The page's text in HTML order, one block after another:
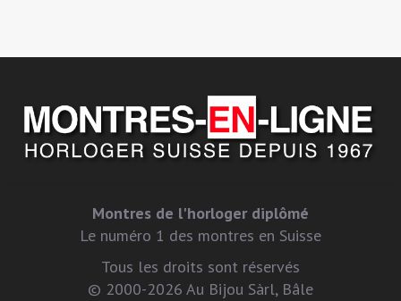
Montres de l'horloger diplômé
Le numéro 1 des montres en Suisse
Tous les droits sont réservés
© 2000-2026 Au Bijou Sàrl, Bâle